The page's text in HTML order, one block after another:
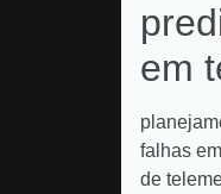
em
falhas
de